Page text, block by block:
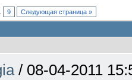
9 Следующая страница »
/ 08-04-2011